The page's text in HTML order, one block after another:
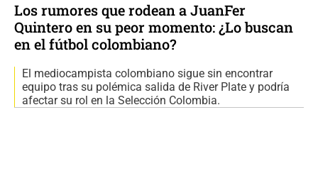
Los rumores que rodean a JuanFer
Quintero en su peor momento: ¿Lo buscan
en el fútbol colombiano?
El mediocampista colombiano sigue sin encontrar
equipo tras su polémica salida de River Plate y podría
afectar su rol en la Selección Colombia.